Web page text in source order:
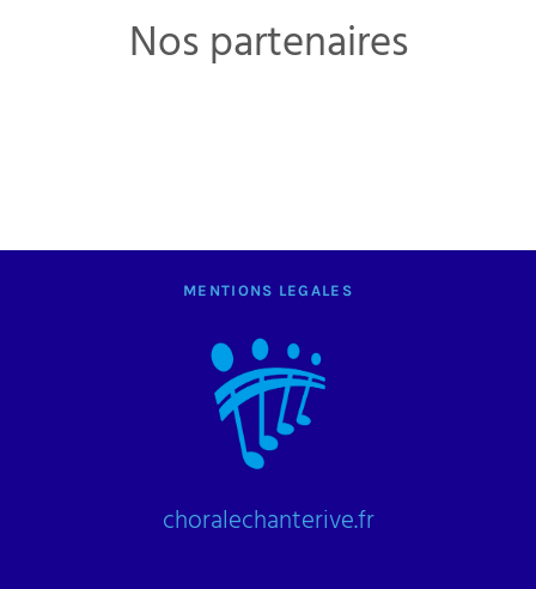
Nos partenaires
MENTIONS LEGALES
choralechanterive.fr